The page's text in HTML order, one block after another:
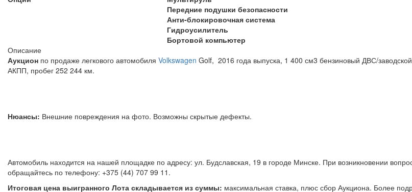
Передние подушки безопасности
Анти-блокировочная система
Гидроусилитель
Бортовой компьютер
Описание
Аукцион по продаже легкового автомобиля Volkswagen Golf, 2016 года выпуска, 1 400 см3 бензиновый ДВС/
АКПП, пробег 252 244 км.
Нюансы: Внешние повреждения на фото. Возможны скрытые дефекты.
Автомобиль находится на нашей площадке по адресу: ул. Будславская, 19 в городе Минске. При возникновении
обращайтесь по телефону: +375 (44) 707 99 11.
Итоговая цена выигранного Лота складывается из суммы: максимальная ставка, плюс сбор Аукциона. Более